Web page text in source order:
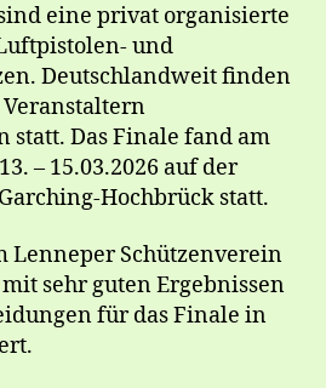
eine privat organisierte
und
Deutschlandweit finden
statt. Das Finale fand am
– 15.03.2026 auf der
Hochbrück statt.
Lenneper Schützenverein
mit sehr guten Ergebnissen
für das Finale in